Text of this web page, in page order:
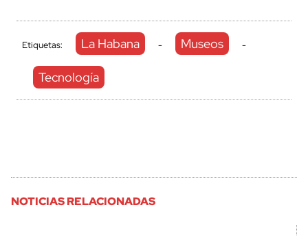
Etiquetas: La Habana - Museos -
Tecnología
NOTICIAS RELACIONADAS